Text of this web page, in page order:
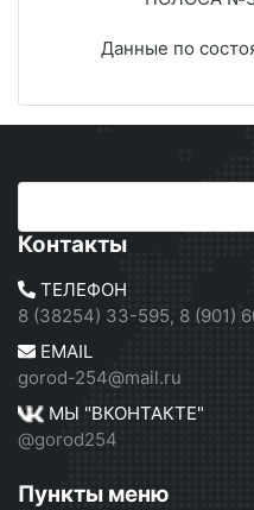
Данные по
Контакты
ТЕЛЕФОН
8 (38254) 33-595, 8 (901)
EMAIL
gorod-254@mail.ru
МЫ "ВКОНТАКТЕ"
@gorod254
Пункты меню